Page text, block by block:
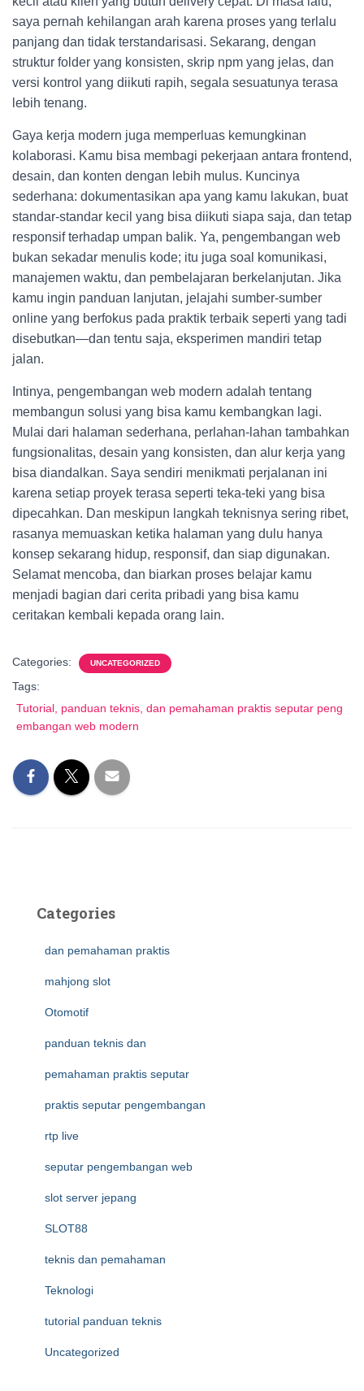
saya pernah kehilangan arah karena proses yang terlalu
panjang dan tidak terstandarisasi. Sekarang, dengan
struktur folder yang konsisten, skrip npm yang jelas, dan
versi kontrol yang diikuti rapih, segala sesuatunya terasa
lebih tenang.
Gaya kerja modern juga memperluas kemungkinan
kolaborasi. Kamu bisa membagi pekerjaan antara frontend,
desain, dan konten dengan lebih mulus. Kuncinya
sederhana: dokumentasikan apa yang kamu lakukan, buat
standar-standar kecil yang bisa diikuti siapa saja, dan tetap
responsif terhadap umpan balik. Ya, pengembangan web
bukan sekadar menulis kode; itu juga soal komunikasi,
manajemen waktu, dan pembelajaran berkelanjutan. Jika
kamu ingin panduan lanjutan, jelajahi sumber-sumber
online yang berfokus pada praktik terbaik seperti yang tadi
disebutkan—dan tentu saja, eksperimen mandiri tetap
jalan.
Intinya, pengembangan web modern adalah tentang
membangun solusi yang bisa kamu kembangkan lagi.
Mulai dari halaman sederhana, perlahan-lahan tambahkan
fungsionalitas, desain yang konsisten, dan alur kerja yang
bisa diandalkan. Saya sendiri menikmati perjalanan ini
karena setiap proyek terasa seperti teka-teki yang bisa
dipecahkan. Dan meskipun langkah teknisnya sering ribet,
rasanya memuaskan ketika halaman yang dulu hanya
konsep sekarang hidup, responsif, dan siap digunakan.
Selamat mencoba, dan biarkan proses belajar kamu
menjadi bagian dari cerita pribadi yang bisa kamu
ceritakan kembali kepada orang lain.
Categories: UNCATEGORIZED
Tags:
Tutorial, panduan teknis, dan pemahaman praktis seputar peng
embangan web modern
Categories
dan pemahaman praktis
mahjong slot
Otomotif
panduan teknis dan
pemahaman praktis seputar
praktis seputar pengembangan
rtp live
seputar pengembangan web
slot server jepang
SLOT88
teknis dan pemahaman
Teknologi
tutorial panduan teknis
Uncategorized